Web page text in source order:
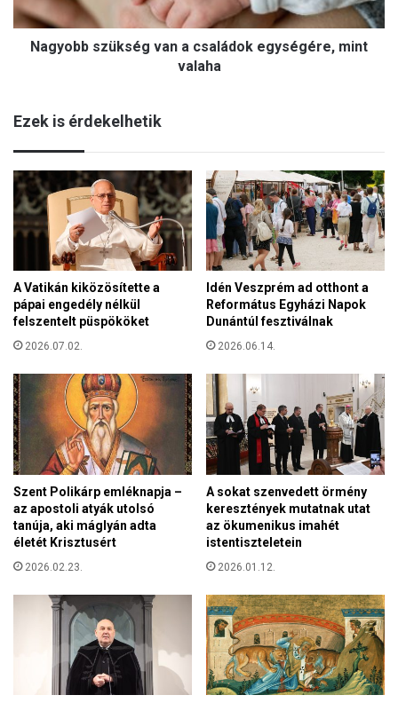
t
k
r
á
l
e
a
n
d
r
a
m
e
l
e
t
t
s
z
g
n
c
s
l
á
d
o
k
g
y
s
é
g
é
r
e
,
m
i
Nagyobb szükség van a családok egységére, mint
valaha
Ezek is érdekelhetik
A Vatikán kiközösítette a
pápai engedély nélkül
felszentelt püspököket
2026.07.02.
Idén Veszprém ad otthont a
Református Egyházi Napok
Dunántúl fesztiválnak
2026.06.14.
Szent Polikárp emléknapja –
az apostoli atyák utolsó
tanúja, aki máglyán adta
életét Krisztusért
2026.02.23.
A sokat szenvedett örmény
keresztények mutatnak utat
az ökumenikus imahét
istentiszteletein
2026.01.12.